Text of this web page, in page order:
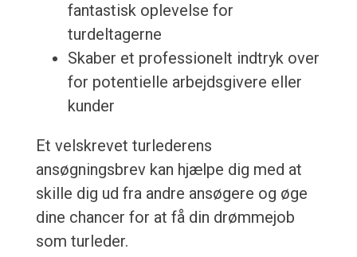
fantastisk oplevelse for
turdeltagerne
Skaber et professionelt indtryk over
for potentielle arbejdsgivere eller
kunder
Et velskrevet turlederens
ansøgningsbrev kan hjælpe dig med at
skille dig ud fra andre ansøgere og øge
dine chancer for at få din drømmejob
som turleder.